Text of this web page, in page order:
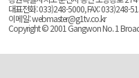
대표전화: 033)248-5000, FAX: 033)248-
이메일: webmaster@g1tv.co.kr
Copyright © 2001 Gangwon No. 1